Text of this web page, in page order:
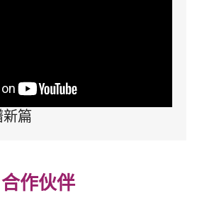
篇
合作伙伴